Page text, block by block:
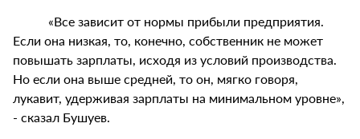
«Все зависит от нормы прибыли предприятия.
Если она низкая, то, конечно, собственник не может
повышать зарплаты, исходя из условий производства.
Но если она выше средней, то он, мягко говоря,
лукавит, удерживая зарплаты на минимальном уровне»,
- сказал Бушуев.